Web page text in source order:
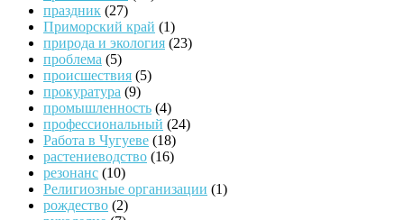
праздник (27)
Приморский край (1)
природа и экология (23)
проблема (5)
происшествия (5)
прокуратура (9)
промышленность (4)
профессиональный (24)
Работа в Чугуеве (18)
растениеводство (16)
резонанс (10)
Религиозные организации (1)
рождество (2)